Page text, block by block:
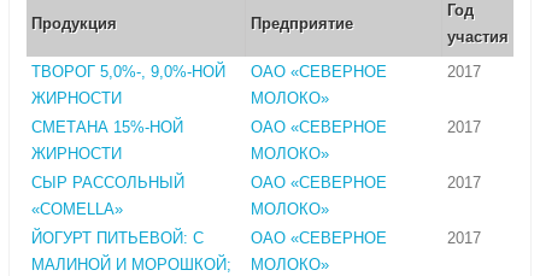
Продукция Предприятие
Год
участия
ТВОРОГ 5,0%-, 9,0%-НОЙ
ЖИРНОСТИ
ОАО «СЕВЕРНОЕ
МОЛОКО»
2017
СМЕТАНА 15%-НОЙ
ЖИРНОСТИ
ОАО «СЕВЕРНОЕ
МОЛОКО»
2017
СЫР РАССОЛЬНЫЙ
«COMELLA»
ОАО «СЕВЕРНОЕ
МОЛОКО»
2017
ЙОГУРТ ПИТЬЕВОЙ: С
МАЛИНОЙ И МОРОШКОЙ;
ОАО «СЕВЕРНОЕ
МОЛОКО»
2017